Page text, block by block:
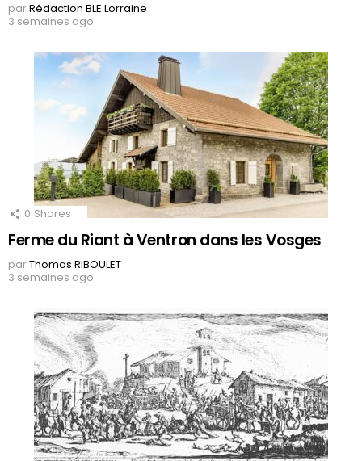
parRédaction BLE Lorraine
3 semaines ago
0 Shares
Ferme du Riant à Ventron dans les Vosges
parThomas RIBOULET
3 semaines ago